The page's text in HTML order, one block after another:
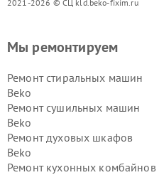
2021-2026 © СЦ kld.beko-fixim.ru
Мы ремонтируем
Ремонт стиральных машин
Beko
Ремонт сушильных машин
Beko
Ремонт духовых шкафов
Beko
Ремонт кухонных комбайнов